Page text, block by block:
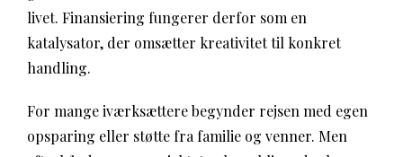
livet. Finansiering fungerer derfor som en
katalysator, der omsætter kreativitet til konkret
handling.
For mange iværksættere begynder rejsen med egen
opsparing eller støtte fra familie og venner. Men